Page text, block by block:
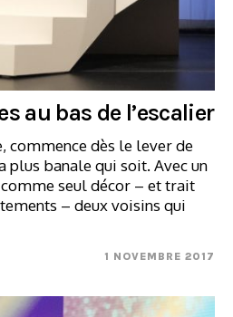
au bas de l’escalier
commence dès le lever de
plus banale qui soit. Avec un
seul décor – et trait
– deux voisins qui
1 NOVEMBRE 2017